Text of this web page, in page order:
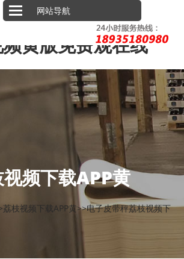
载污,荔枝视频在线观
视频,荔枝视频下载AP
黄版免费观在线
网站导航
频下载APP黄
荔枝视频下载APP黄>>电子皮带秤荔枝视频下